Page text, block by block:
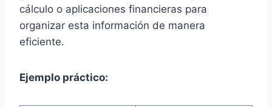
cálculo o aplicaciones financieras para
organizar esta información de manera
eficiente.
Ejemplo práctico: